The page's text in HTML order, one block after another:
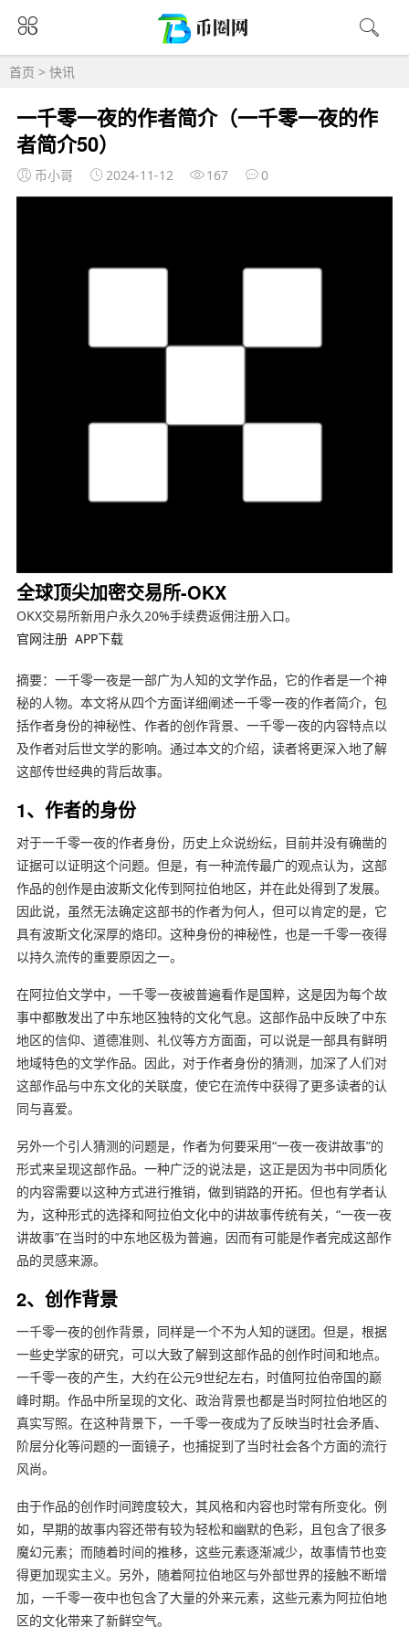
首页 > 快讯
一千零一夜的作者简介（一千零一夜的作
者简介50）
币小哥 2024-11-12 167 0
全球顶尖加密交易所-OKX
OKX交易所新用户永久20%手续费返佣注册入口。
官网注册 APP下载
摘要：一千零一夜是一部广为人知的文学作品，它的作者是一个神
秘的人物。本文将从四个方面详细阐述一千零一夜的作者简介，包
括作者身份的神秘性、作者的创作背景、一千零一夜的内容特点以
及作者对后世文学的影响。通过本文的介绍，读者将更深入地了解
这部传世经典的背后故事。
1、作者的身份
对于一千零一夜的作者身份，历史上众说纷纭，目前并没有确凿的
证据可以证明这个问题。但是，有一种流传最广的观点认为，这部
作品的创作是由波斯文化传到阿拉伯地区，并在此处得到了发展。
因此说，虽然无法确定这部书的作者为何人，但可以肯定的是，它
具有波斯文化深厚的烙印。这种身份的神秘性，也是一千零一夜得
以持久流传的重要原因之一。
在阿拉伯文学中，一千零一夜被普遍看作是国粹，这是因为每个故
事中都散发出了中东地区独特的文化气息。这部作品中反映了中东
地区的信仰、道德准则、礼仪等方方面面，可以说是一部具有鲜明
地域特色的文学作品。因此，对于作者身份的猜测，加深了人们对
这部作品与中东文化的关联度，使它在流传中获得了更多读者的认
同与喜爱。
另外一个引人猜测的问题是，作者为何要采用“一夜一夜讲故事”的
形式来呈现这部作品。一种广泛的说法是，这正是因为书中同质化
的内容需要以这种方式进行推销，做到销路的开拓。但也有学者认
为，这种形式的选择和阿拉伯文化中的讲故事传统有关，“一夜一夜
讲故事”在当时的中东地区极为普遍，因而有可能是作者完成这部作
品的灵感来源。
2、创作背景
一千零一夜的创作背景，同样是一个不为人知的谜团。但是，根据
一些史学家的研究，可以大致了解到这部作品的创作时间和地点。
一千零一夜的产生，大约在公元9世纪左右，时值阿拉伯帝国的巅
峰时期。作品中所呈现的文化、政治背景也都是当时阿拉伯地区的
真实写照。在这种背景下，一千零一夜成为了反映当时社会矛盾、
阶层分化等问题的一面镜子，也捕捉到了当时社会各个方面的流行
风尚。
由于作品的创作时间跨度较大，其风格和内容也时常有所变化。例
如，早期的故事内容还带有较为轻松和幽默的色彩，且包含了很多
魔幻元素；而随着时间的推移，这些元素逐渐减少，故事情节也变
得更加现实主义。另外，随着阿拉伯地区与外部世界的接触不断增
加，一千零一夜中也包含了大量的外来元素，这些元素为阿拉伯地
区的文化带来了新鲜空气。